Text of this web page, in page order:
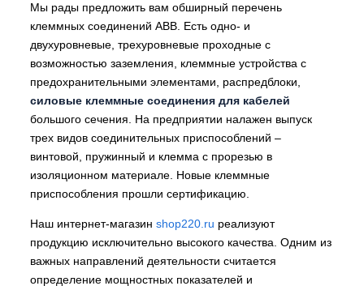
Мы рады предложить вам обширный перечень
клеммных соединений АВВ. Есть одно- и
двухуровневые, трехуровневые проходные с
возможностью заземления, клеммные устройства с
предохранительными элементами, распредблоки,
силовые клеммные соединения для кабелей
большого сечения. На предприятии налажен выпуск
трех видов соединительных приспособлений –
винтовой, пружинный и клемма с прорезью в
изоляционном материале. Новые клеммные
приспособления прошли сертификацию.
Наш интернет-магазин shop220.ru реализуют
продукцию исключительно высокого качества. Одним из
важных направлений деятельности считается
определение мощностных показателей и